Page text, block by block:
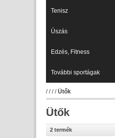
Tenisz
Úszás
Edzés, Fitness
További sportágak
////Ütők
Ütők
2 termék